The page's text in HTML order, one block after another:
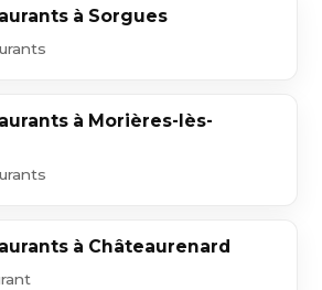
à Sorgues
à Morières-lès-
à Châteaurenard